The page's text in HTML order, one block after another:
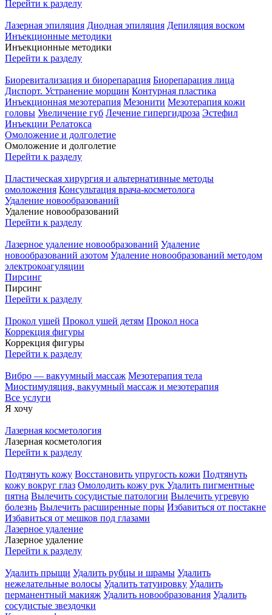
Перейти к разделу
Лазерная эпиляция Диодная эпиляция Депиляция воском
Инъекционные методики
Инъекционные методики
Перейти к разделу
Биоревитализация и биорепарация Биорепарация лица
Диспорт. Устранение морщин Контурная пластика
Инъекционная мезотерапия Мезонити Мезотерапия кожи
головы Увеличение губ Лечение гипергидроза Эстефил
Инъекции Релатокса
Омоложение и долголетие
Омоложение и долголетие
Перейти к разделу
Пластическая хирургия и альтернативные методы
омоложения Консультация врача-косметолога
Удаление новообразований
Удаление новообразований
Перейти к разделу
Лазерное удаление новообразований Удаление
новообразований азотом Удаление новообразований методом
электрокоагуляции
Пирсинг
Пирсинг
Перейти к разделу
Прокол ушей Прокол ушей детям Прокол носа
Коррекция фигуры
Коррекция фигуры
Перейти к разделу
Вибро — вакуумный массаж Мезотерапия тела
Миостимуляция, вакуумный массаж и мезотерапия
Все услуги
Я хочу
Лазерная косметология
Лазерная косметология
Перейти к разделу
Подтянуть кожу Восстановить упругость кожи Подтянуть
кожу вокруг глаз Омолодить кожу рук Удалить пигментные
пятна Вылечить сосудистые патологии Вылечить угревую
болезнь Вылечить расширенные поры Избавиться от постакне
Избавиться от мешков под глазами
Лазерное удаление
Лазерное удаление
Перейти к разделу
Удалить прыщи Удалить рубцы и шрамы Удалить
нежелательные волосы Удалить татуировку Удалить
перманентный макияж Удалить новообразования Удалить
сосудистые звездочки